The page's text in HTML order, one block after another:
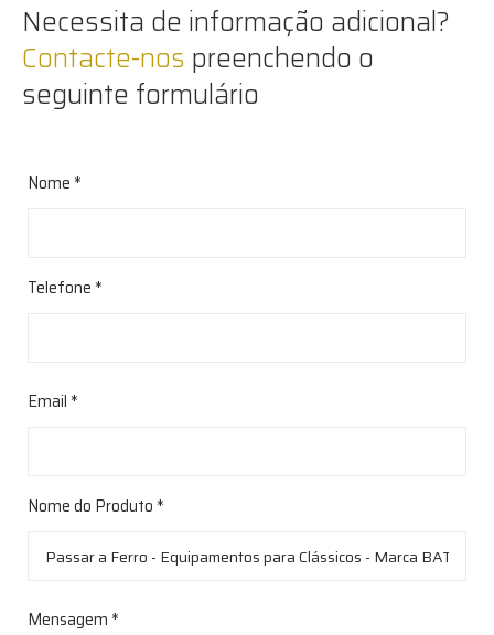
Necessita de informação adicional?
Contacte-nos preenchendo o
seguinte formulário
Nome *
Telefone *
Email *
Nome do Produto *
Mensagem *